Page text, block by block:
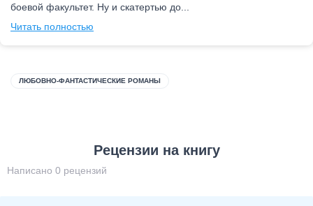
боевой факультет. Ну и скатертью до...
Читать полностью
ЛЮБОВНО-ФАНТАСТИЧЕСКИЕ РОМАНЫ
Рецензии на книгу
Написано 0 рецензий